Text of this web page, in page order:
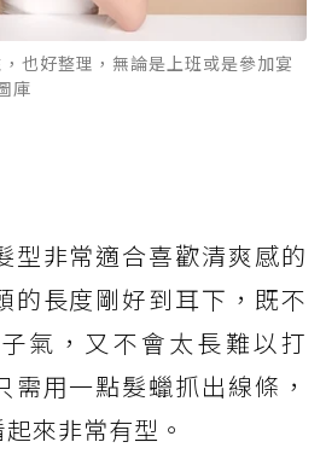
也好整理，無論是上班或是參加宴
庫
型非常適合喜歡清爽感的
的長度剛好到耳下，既不
氣，又不會太長難以打
需用一點髮蠟抓出線條，
來非常有型。